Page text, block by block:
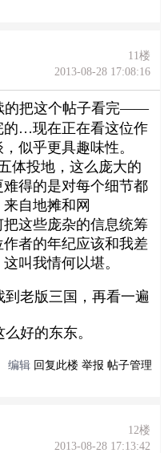
11楼
2013-08-28 17:08:16
的把这个帖子看完——
的…现在正在看这位作
似乎更具趣味性。
体投地，这么庞大的
得的是对每个细节都
自地摊和网
这些庞杂的信息统筹
者的年纪应该和我差
叫我情何以堪。
老版三国，再看一遍
好的东东。
编辑 回复此楼 举报 帖子管理
12楼
2013-08-28 17:13:42